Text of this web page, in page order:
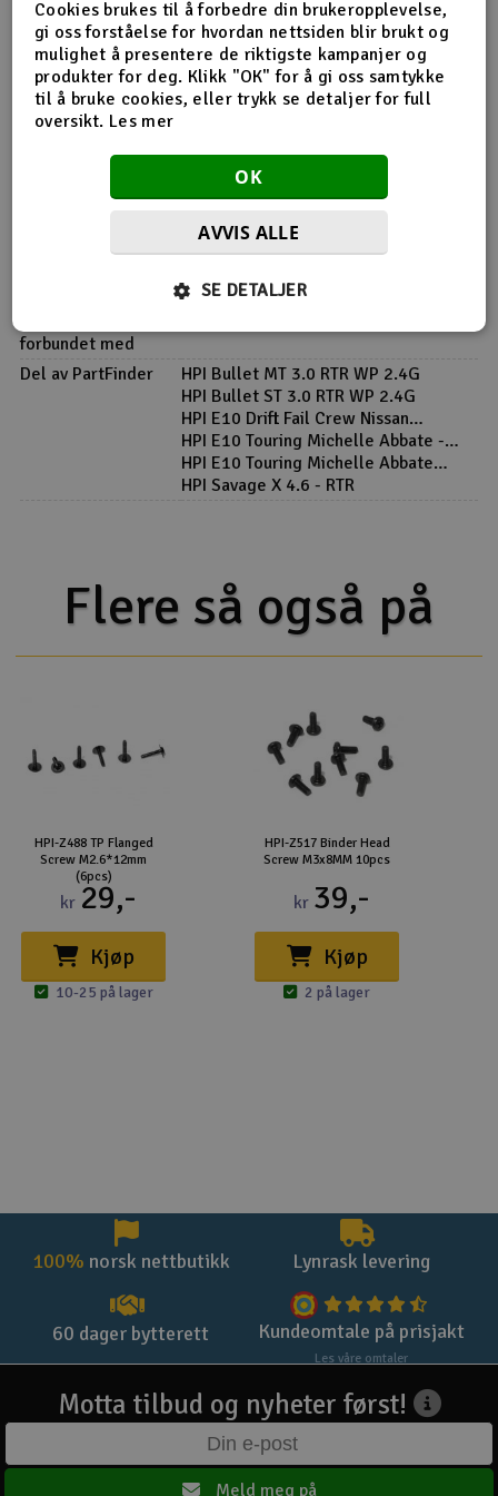
Produktinfo Tips en venn Anmeldelser
Z561 TP. Flanged Screw M3*10mm
forbundet med
Del av PartFinder
HPI Bullet MT 3.0 RTR WP 2.4G
HPI Bullet ST 3.0 RTR WP 2.4G
HPI E10 Drift Fail Crew Nissan
Skyline - Komplett
HPI E10 Touring Michelle Abbate -
Komplett
HPI E10 Touring Michelle Abbate
Camaro - Komplett
HPI Savage X 4.6 - RTR
Flere så også på
HPI-Z488 TP Flanged
Screw M2.6*12mm
(6pcs)
kr 29,-
Kjøp
10-25 på lager
HPI-Z517 Binder Head
Screw M3x8MM 10pcs
kr 39,-
Kjøp
2 på lager
100% norsk nettbutikk Lynrask levering
60 dager bytterett Kundeomtale på prisjakt
Les våre omtaler
Motta tilbud og nyheter først!
Meld meg på
Cookies brukes til å forbedre din brukeropplevelse,
gi oss forståelse for hvordan nettsiden blir brukt og
mulighet å presentere de riktigste kampanjer og
produkter for deg. Klikk "OK" for å gi oss samtykke
til å bruke cookies, eller trykk se detaljer for full
oversikt. Les mer
OK
AVVIS ALLE
SE DETALJER